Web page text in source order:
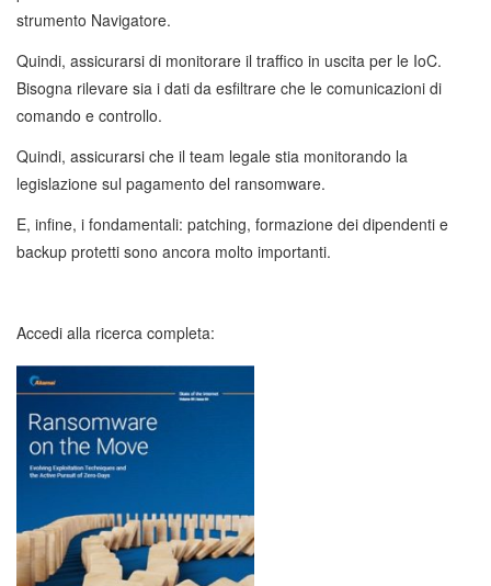
strumento Navigatore.
Quindi, assicurarsi di monitorare il traffico in uscita per le IoC.
Bisogna rilevare sia i dati da esfiltrare che le comunicazioni di
comando e controllo.
Quindi, assicurarsi che il team legale stia monitorando la
legislazione sul pagamento del ransomware.
E, infine, i fondamentali: patching, formazione dei dipendenti e
backup protetti sono ancora molto importanti.
Accedi alla ricerca completa: